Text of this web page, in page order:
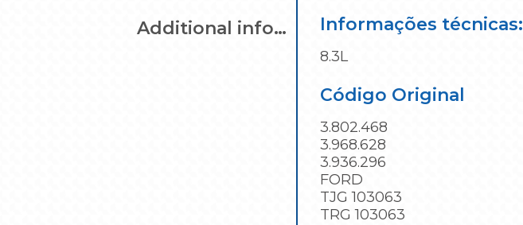
Additional information
Informações técnicas:
8.3L
Código Original
3.802.468
3.968.628
3.936.296
FORD
TJG 103063
TRG 103063